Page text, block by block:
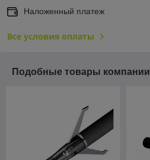
Наложенный платеж
Все условия оплаты
Подобные товары компании